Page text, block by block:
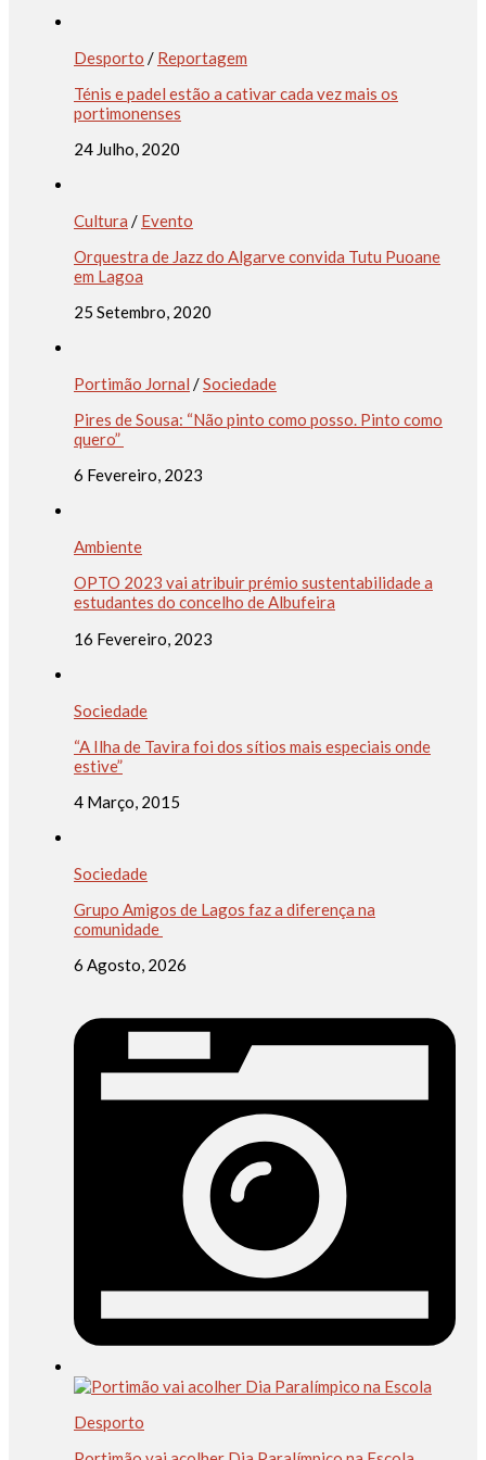
Desporto / Reportagem
Ténis e padel estão a cativar cada vez mais os
portimonenses
24 Julho, 2020
Cultura / Evento
Orquestra de Jazz do Algarve convida Tutu Puoane
em Lagoa
25 Setembro, 2020
Portimão Jornal /Sociedade
Pires de Sousa: “Não pinto como posso. Pinto como
quero”
6 Fevereiro, 2023
Ambiente
OPTO 2023 vai atribuir prémio sustentabilidade a
estudantes do concelho de Albufeira
16 Fevereiro, 2023
Sociedade
“A Ilha de Tavira foi dos sítios mais especiais onde
estive”
4 Março, 2015
Sociedade
Grupo Amigos de Lagos faz a diferença na
comunidade
6 Agosto, 2026
Desporto